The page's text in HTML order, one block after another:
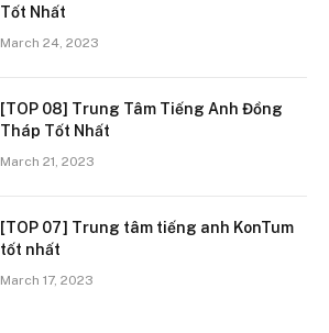
Tốt Nhất
March 24, 2023
[TOP 08] Trung Tâm Tiếng Anh Đồng
Tháp Tốt Nhất
March 21, 2023
[TOP 07] Trung tâm tiếng anh KonTum
tốt nhất
March 17, 2023